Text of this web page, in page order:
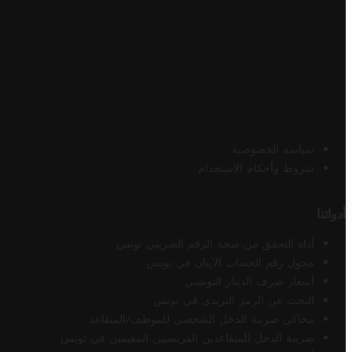
سياسة الخصوصية
شروط وأحكام الاستخدام
أدواتنا
أداة التحقق من صحة الرقم الضريبي تونس
محول رقم الحساب الآيبان في تونس
أسعار صرف الدينار التونسي
البحث عن الرمز البريدي في تونس
محاكي ضريبة الدخل الشخصي للموظف/المتقاعد
ضريبة الدخل للمتقاعدين الفرنسيين المقيمين في تونس